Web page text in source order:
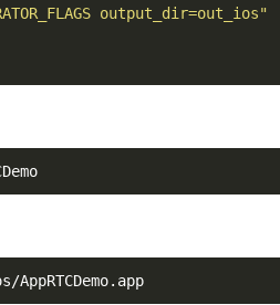
output_dir=out_ios"
AppRTCDemo.app